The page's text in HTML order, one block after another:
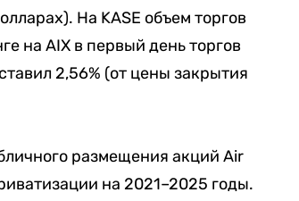
На KASE объем торгов
на AIX в первый день торгов
2,56% (от цены закрытия
размещения акций Air
на 2021–2025 годы.